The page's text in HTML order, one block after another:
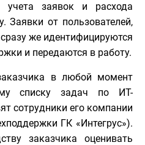
учета заявок и расхода
Заявки от пользователей,
же идентифицируются
и передаются в работу.
в любой момент
списку задач по ИТ-
сотрудники его компании
ГК «Интегрус»).
заказчика оценивать